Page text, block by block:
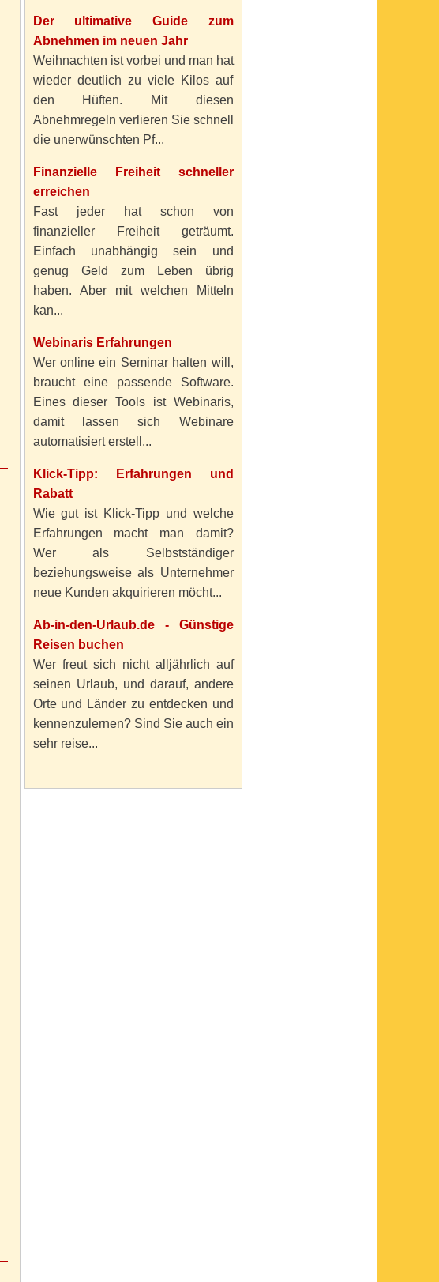
Der ultimative Guide zum
Abnehmen im neuen Jahr
Weihnachten ist vorbei und man hat
wieder deutlich zu viele Kilos auf
den Hüften. Mit diesen
Abnehmregeln verlieren Sie schnell
die unerwünschten Pf...
Finanzielle Freiheit schneller
erreichen
Fast jeder hat schon von
finanzieller Freiheit geträumt.
Einfach unabhängig sein und
genug Geld zum Leben übrig
haben. Aber mit welchen Mitteln
kan...
Webinaris Erfahrungen
Wer online ein Seminar halten will,
braucht eine passende Software.
Eines dieser Tools ist Webinaris,
damit lassen sich Webinare
automatisiert erstell...
Klick-Tipp: Erfahrungen und
Rabatt
Wie gut ist Klick-Tipp und welche
Erfahrungen macht man damit?
Wer als Selbstständiger
beziehungsweise als Unternehmer
neue Kunden akquirieren möcht...
Ab-in-den-Urlaub.de - Günstige
Reisen buchen
Wer freut sich nicht alljährlich auf
seinen Urlaub, und darauf, andere
Orte und Länder zu entdecken und
kennenzulernen? Sind Sie auch ein
sehr reise...